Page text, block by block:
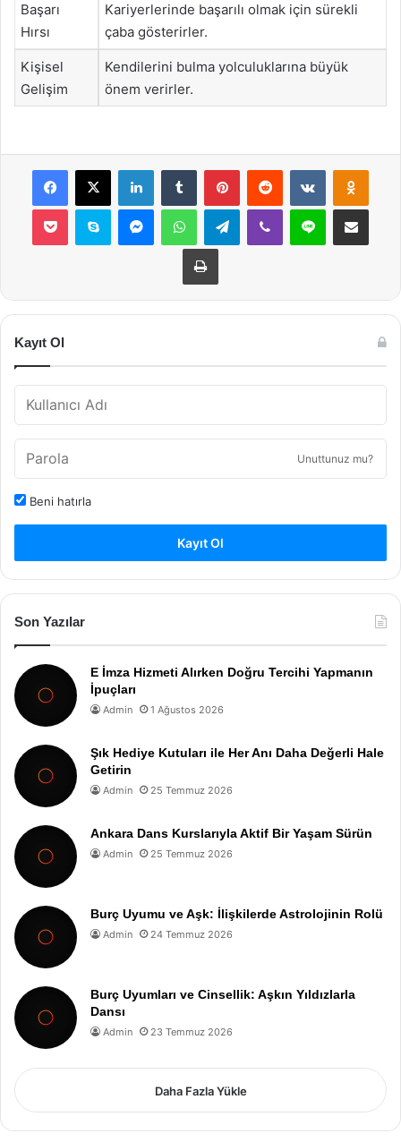
Başarı
Hırsı
Kariyerlerinde başarılı olmak için sürekli
çaba gösterirler.
Kişisel
Gelişim
Kendilerini bulma yolculuklarına büyük
önem verirler.
Facebook
X LinkedInTumblr PinterestReddit VKontakte
Pocket Skype MessengerWhatsAppTelegramViber Line E-Posta ile
Yazdır
Kayıt Ol
Unuttunuz mu?
Beni hatırla
Kayıt Ol
Son Yazılar
E İmza Hizmeti Alırken Doğru Tercihi Yapmanın
İpuçları
Admin 1 Ağustos 2026
Şık Hediye Kutuları ile Her Anı Daha Değerli Hale
Getirin
Admin 25 Temmuz 2026
Ankara Dans Kurslarıyla Aktif Bir Yaşam Sürün
Admin 25 Temmuz 2026
Burç Uyumu ve Aşk: İlişkilerde Astrolojinin Rolü
Admin 24 Temmuz 2026
Burç Uyumları ve Cinsellik: Aşkın Yıldızlarla
Dansı
Admin 23 Temmuz 2026
Daha Fazla Yükle